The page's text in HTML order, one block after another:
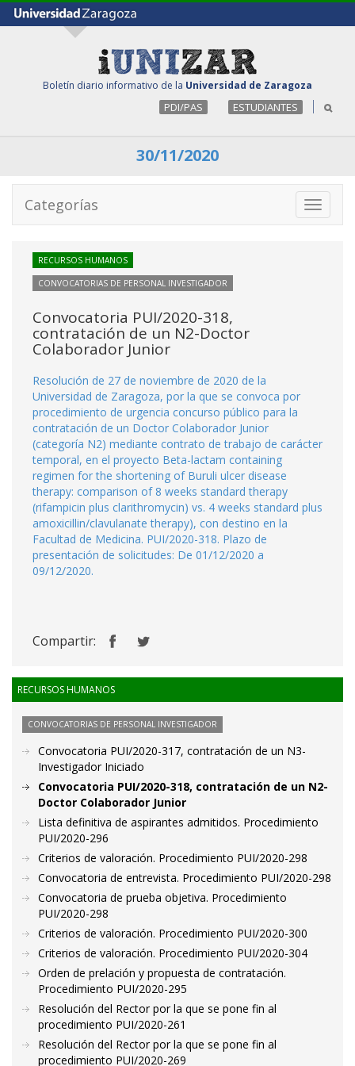
Boletín diario informativo de la Universidad de Zaragoza
PDI/PAS ESTUDIANTES
30/11/2020
Toggle
Categorías
RECURSOS HUMANOS
CONVOCATORIAS DE PERSONAL INVESTIGADOR
Convocatoria PUI/2020-318,
contratación de un N2-Doctor
Colaborador Junior
Resolución de 27 de noviembre de 2020 de la
Universidad de Zaragoza, por la que se convoca por
procedimiento de urgencia concurso público para la
contratación de un Doctor Colaborador Junior
(categoría N2) mediante contrato de trabajo de carácter
temporal, en el proyecto Beta-lactam containing
regimen for the shortening of Buruli ulcer disease
therapy: comparison of 8 weeks standard therapy
(rifampicin plus clarithromycin) vs. 4 weeks standard plus
amoxicillin/clavulanate therapy), con destino en la
Facultad de Medicina. PUI/2020-318. Plazo de
presentación de solicitudes: De 01/12/2020 a
09/12/2020.
Compartir:
RECURSOS HUMANOS
CONVOCATORIAS DE PERSONAL INVESTIGADOR
Convocatoria PUI/2020-317, contratación de un N3-
Investigador Iniciado
Convocatoria PUI/2020-318, contratación de un N2-
Doctor Colaborador Junior
Lista definitiva de aspirantes admitidos. Procedimiento
PUI/2020-296
Criterios de valoración. Procedimiento PUI/2020-298
Convocatoria de entrevista. Procedimiento PUI/2020-298
Convocatoria de prueba objetiva. Procedimiento
PUI/2020-298
Criterios de valoración. Procedimiento PUI/2020-300
Criterios de valoración. Procedimiento PUI/2020-304
Orden de prelación y propuesta de contratación.
Procedimiento PUI/2020-295
Resolución del Rector por la que se pone fin al
procedimiento PUI/2020-261
Resolución del Rector por la que se pone fin al
procedimiento PUI/2020-269